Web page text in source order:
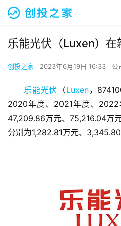
乐能光伏（Luxen）在
创投之家 2023年6月19日 16:33 公
乐能光伏 （Luxen，
2020年度、2021年度、
47,209.86万元、75,216.04万
分别为1,282.81万元、3,345.80